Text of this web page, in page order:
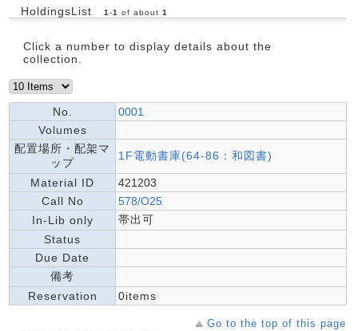
HoldingsList 1-1 of about 1
Click a number to display details about the
collection.
No.
0001
Volumes
配置場所・配架マ
ップ
1F電動書庫(64-86：和図書)
Material ID
421203
Call No
578/O25
In-Lib only
帯出可
Status
Due Date
備考
Reservation
0items
Go to the top of this page